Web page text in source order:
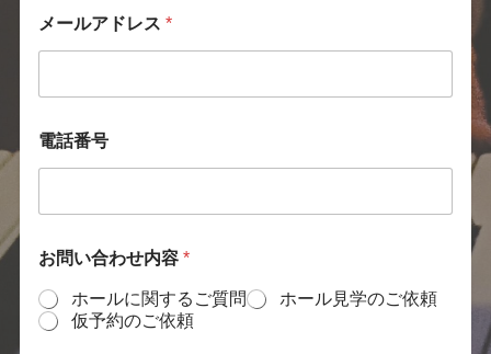
話
番
メールアドレス*
電話番号
お問い合わせ内容*
ホールに関するご質問
ホール見学のご依頼
仮予約のご依頼